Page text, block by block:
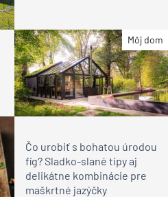
Môj dom
Čo urobiť s bohatou úrodou
fíg? Sladko-slané tipy aj
delikátne kombinácie pre
maškrtné jazýčky